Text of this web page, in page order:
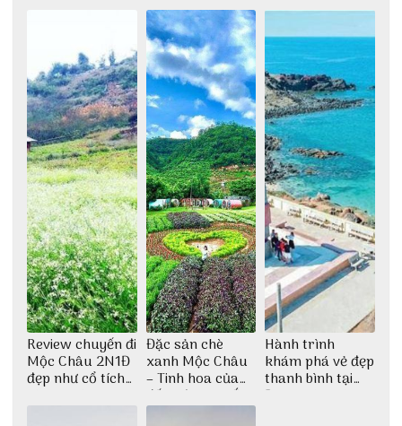
thiền định chi tiết
Review chuyến đi
Mộc Châu 2N1Đ
đẹp như cổ tích
Thu Hà
Đặc sản chè
xanh Mộc Châu
– Tinh hoa của
đất trời Tây Bắc
Hành trình
khám phá vẻ đẹp
thanh bình tại
Đảo Phú Quý